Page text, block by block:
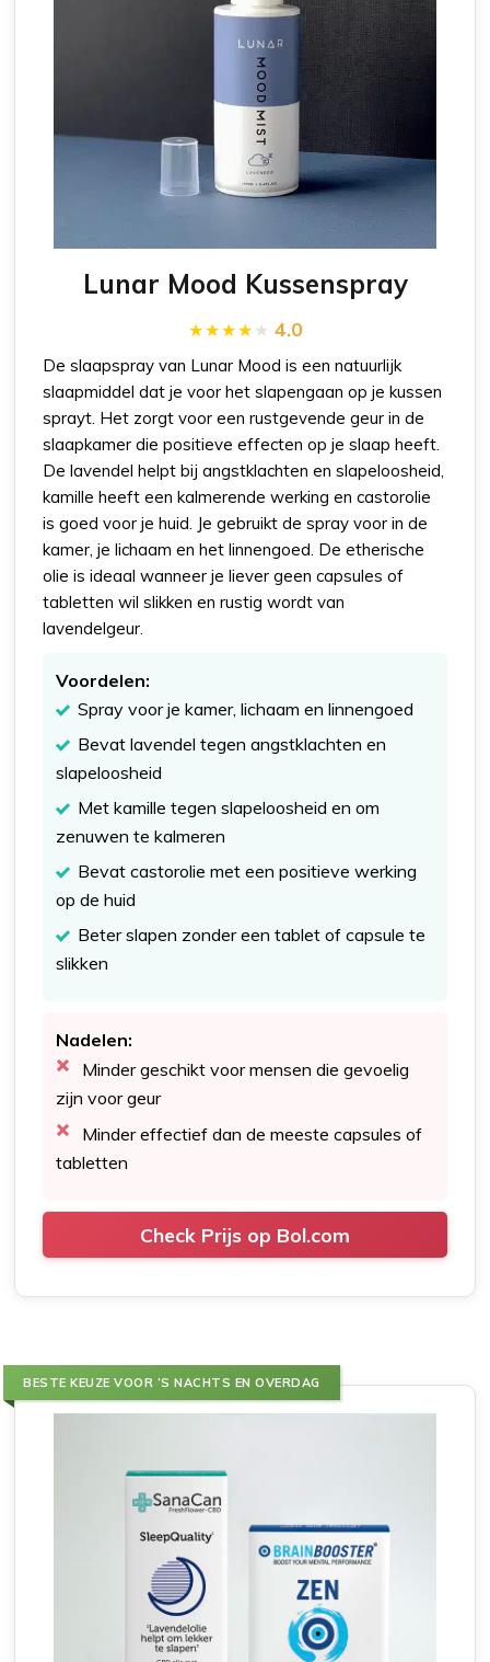
Lunar Mood Kussenspray
4.0
De slaapspray van Lunar Mood is een natuurlijk
slaapmiddel dat je voor het slapengaan op je kussen
sprayt. Het zorgt voor een rustgevende geur in de
slaapkamer die positieve effecten op je slaap heeft.
De lavendel helpt bij angstklachten en slapeloosheid,
kamille heeft een kalmerende werking en castorolie
is goed voor je huid. Je gebruikt de spray voor in de
kamer, je lichaam en het linnengoed. De etherische
olie is ideaal wanneer je liever geen capsules of
tabletten wil slikken en rustig wordt van
lavendelgeur.
Voordelen:
Spray voor je kamer, lichaam en linnengoed
Bevat lavendel tegen angstklachten en
slapeloosheid
Met kamille tegen slapeloosheid en om
zenuwen te kalmeren
Bevat castorolie met een positieve werking
op de huid
Beter slapen zonder een tablet of capsule te
slikken
Nadelen:
Minder geschikt voor mensen die gevoelig
zijn voor geur
Minder effectief dan de meeste capsules of
tabletten
Check Prijs op Bol.com
BESTE KEUZE VOOR ’S NACHTS EN OVERDAG